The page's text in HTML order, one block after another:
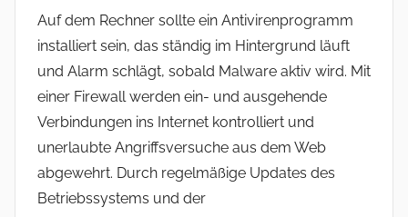
Auf dem Rechner sollte ein Antivirenprogramm
installiert sein, das ständig im Hintergrund läuft
und Alarm schlägt, sobald Malware aktiv wird. Mit
einer Firewall werden ein- und ausgehende
Verbindungen ins Internet kontrolliert und
unerlaubte Angriffsversuche aus dem Web
abgewehrt. Durch regelmäßige Updates des
Betriebssystems und der